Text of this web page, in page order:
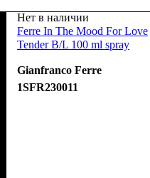
Нет в наличии
Ferre In The Mood For Love
Tender B/L 100 ml spray
Gianfranco Ferre
1SFR230011